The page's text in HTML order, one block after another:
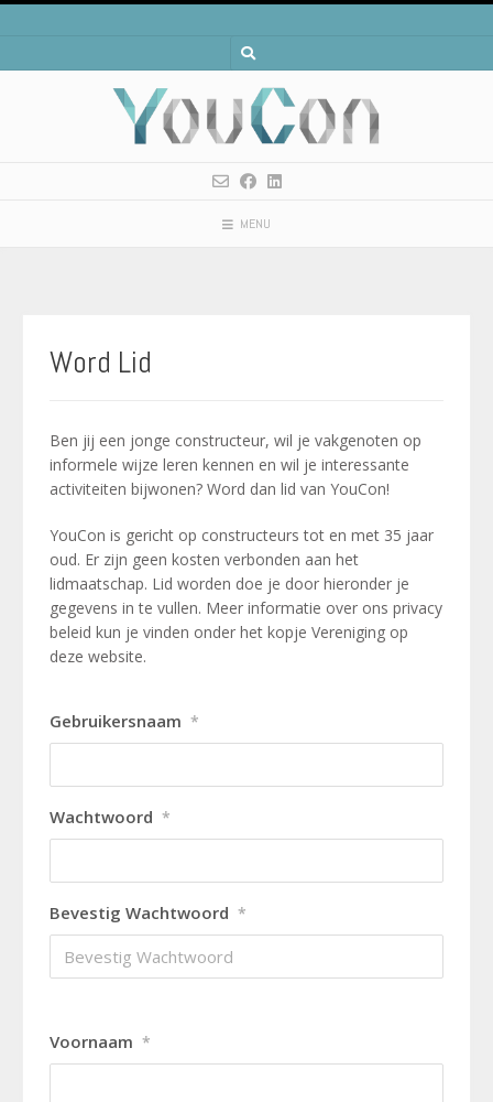
Spring
MENU
Word Lid
Ben jij een jonge constructeur, wil je vakgenoten op
informele wijze leren kennen en wil je interessante
activiteiten bijwonen? Word dan lid van YouCon!
YouCon is gericht op constructeurs tot en met 35 jaar
oud. Er zijn geen kosten verbonden aan het
lidmaatschap. Lid worden doe je door hieronder je
gegevens in te vullen. Meer informatie over ons privacy
beleid kun je vinden onder het kopje Vereniging op
deze website.
Gebruikersnaam *
Wachtwoord *
Bevestig Wachtwoord *
Voornaam *